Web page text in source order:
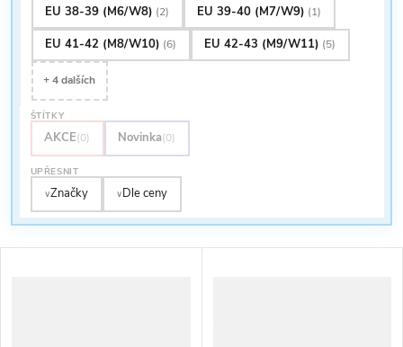
u
d
u
EU 38-39 (M6/W8) (2) EU 39-40 (M7/W9) (1)
EU 41-42 (M8/W10) (6) EU 42-43 (M9/W11) (5)
+ 4 dalších
ŠTÍTKY
AKCE(0) Novinka(0)
UPŘESNIT
∨Značky ∨Dle ceny